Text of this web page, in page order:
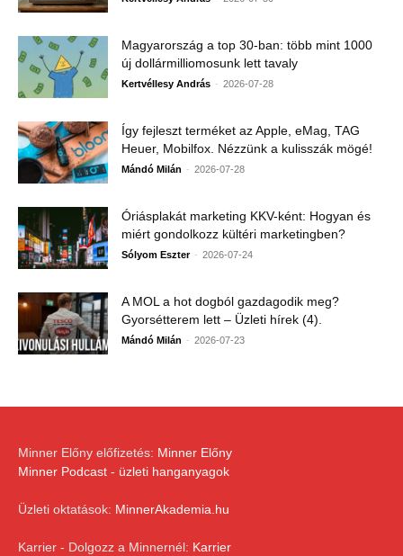
Magyarország a top 30-ban: több mint 1000
új dollármilliomosunk lett tavaly
Kertvéllesy András - 2026-07-28
Így fejleszt terméket az Apple, eMag, TAG
Heuer, Mobilfox. Nézzünk a kulisszák mögé!
Mándó Milán - 2026-07-28
Óriásplakát marketing KKV-ként: Hogyan és
miért gondolkozz kültéri marketingben?
Sólyom Eszter - 2026-07-24
A MOL a hot dogból gazdagodik meg?
Gyorsétterem lett – Üzleti hírek (4).
Mándó Milán - 2026-07-23
Minner Előny előfizetés: Minner Előny
Minner Podcast - üzleti hanganyagok
Üzleti oktatások: MinnerAkademia.hu
Karrier - Dolgozz a Minnernél: Karrier